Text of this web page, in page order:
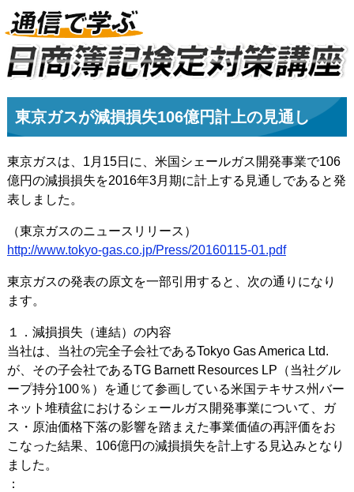
東京ガスが減損損失106億円計上の見通し
東京ガスは、1月15日に、米国シェールガス開発事業で106
億円の減損損失を2016年3月期に計上する見通しであると発
表しました。
（東京ガスのニュースリリース）
http://www.tokyo-gas.co.jp/Press/20160115-01.pdf
東京ガスの発表の原文を一部引用すると、次の通りになり
ます。
１．減損損失（連結）の内容
当社は、当社の完全子会社であるTokyo Gas America Ltd.
が、その子会社であるTG Barnett Resources LP（当社グル
ープ持分100％）を通じて参画している米国テキサス州バー
ネット堆積盆におけるシェールガス開発事業について、ガ
ス・原油価格下落の影響を踏まえた事業価値の再評価をお
こなった結果、106億円の減損損失を計上する見込みとなり
ました。
：